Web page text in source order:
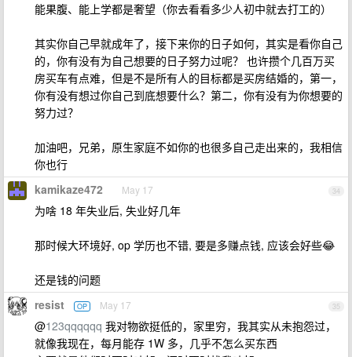
能果腹、能上学都是奢望（你去看看多少人初中就去打工的）
其实你自己早就成年了，接下来你的日子如何，其实是看你自己
的，你有没有为自己想要的日子努力过呢？ 也许攒个几百万买
房买车有点难，但是不是所有人的目标都是买房结婚的，第一，
你有没有想过你自己到底想要什么？第二，你有没有为你想要的
努力过？
加油吧，兄弟，原生家庭不如你的也很多自己走出来的，我相信
你也行
34
kamikaze472 May 17
为啥 18 年失业后, 失业好几年
那时候大环境好, op 学历也不错, 要是多赚点钱, 应该会好些😂
还是钱的问题
35
resist OP May 17
@123qqqqqq 我对物欲挺低的，家里穷，我其实从未抱怨过，
就像我现在，每月能存 1W 多，几乎不怎么买东西